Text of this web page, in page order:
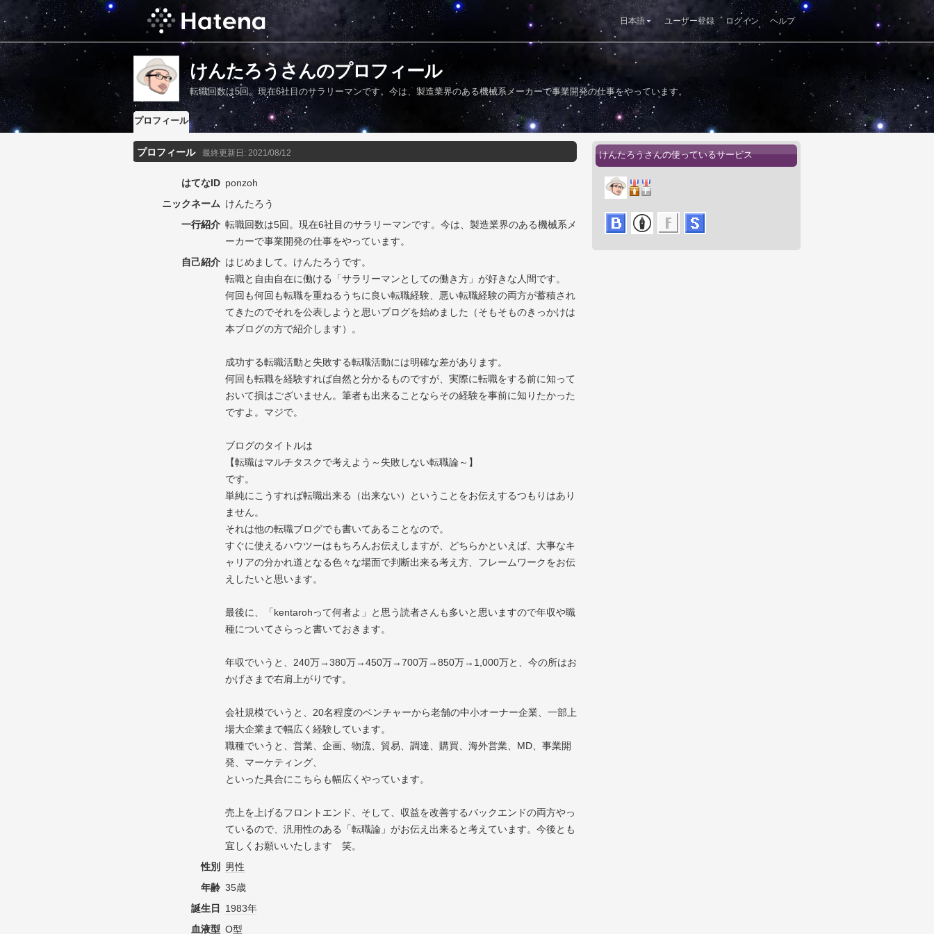
日本語 ユーザー登録 ログイン ヘルプ
けんたろうさんのプロフィール
転職回数は5回。現在6社目のサラリーマンです。今は、製造業界のある機械系メーカーで事業開発の仕事をやっています。
プロフィール
プロフィール 最終更新日: 2021/08/12
はてなID ponzoh
ニックネーム けんたろう
一行紹介 転職回数は5回。現在6社目のサラリーマンです。今は、製造業界のある機械系メ
ーカーで事業開発の仕事をやっています。
自己紹介 はじめまして。けんたろうです。
転職と自由自在に働ける「サラリーマンとしての働き方」が好きな人間です。
何回も何回も転職を重ねるうちに良い転職経験、悪い転職経験の両方が蓄積され
てきたのでそれを公表しようと思いブログを始めました（そもそものきっかけは
本ブログの方で紹介します）。
成功する転職活動と失敗する転職活動には明確な差があります。
何回も転職を経験すれば自然と分かるものですが、実際に転職をする前に知って
おいて損はございません。筆者も出来ることならその経験を事前に知りたかった
ですよ。マジで。
ブログのタイトルは
【転職はマルチタスクで考えよう～失敗しない転職論～】
です。
単純にこうすれば転職出来る（出来ない）ということをお伝えするつもりはあり
ません。
それは他の転職ブログでも書いてあることなので。
すぐに使えるハウツーはもちろんお伝えしますが、どちらかといえば、大事なキ
ャリアの分かれ道となる色々な場面で判断出来る考え方、フレームワークをお伝
えしたいと思います。
最後に、「kentarohって何者よ」と思う読者さんも多いと思いますので年収や職
種についてさらっと書いておきます。
年収でいうと、240万→380万→450万→700万→850万→1,000万と、今の所はお
かげさまで右肩上がりです。
会社規模でいうと、20名程度のベンチャーから老舗の中小オーナー企業、一部上
場大企業まで幅広く経験しています。
職種でいうと、営業、企画、物流、貿易、調達、購買、海外営業、MD、事業開
発、マーケティング、
といった具合にこちらも幅広くやっています。
売上を上げるフロントエンド、そして、収益を改善するバックエンドの両方やっ
ているので、汎用性のある「転職論」がお伝え出来ると考えています。今後とも
宜しくお願いいたします 笑。
性別
男性
年齢 35歳
誕生日
1983年
血液型 O型
けんたろうさんの使っているサービス